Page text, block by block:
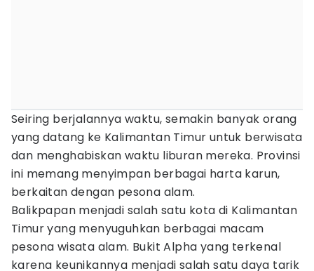
Seiring berjalannya waktu, semakin banyak orang
yang datang ke Kalimantan Timur untuk berwisata
dan menghabiskan waktu liburan mereka. Provinsi
ini memang menyimpan berbagai harta karun,
berkaitan dengan pesona alam.
Balikpapan menjadi salah satu kota di Kalimantan
Timur yang menyuguhkan berbagai macam
pesona wisata alam. Bukit Alpha yang terkenal
karena keunikannya menjadi salah satu daya tarik